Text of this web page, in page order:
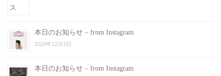
本日のお知らせ – from Instagram
2024年12月2日
本日のお知らせ – from Instagram